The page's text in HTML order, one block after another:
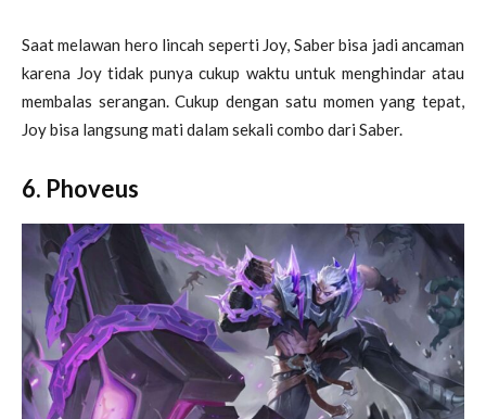
Saat melawan hero lincah seperti Joy, Saber bisa jadi ancaman
karena Joy tidak punya cukup waktu untuk menghindar atau
membalas serangan. Cukup dengan satu momen yang tepat,
Joy bisa langsung mati dalam sekali combo dari Saber.
6. Phoveus